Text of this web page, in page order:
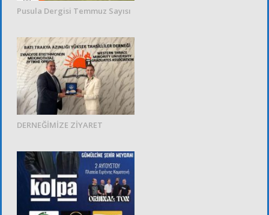
Pusula Dergisi Temmuz Sayısı
DERNEĞİMİZE ZİYARET